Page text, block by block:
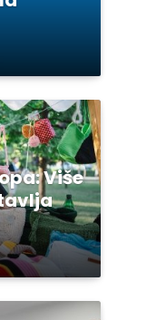
Više